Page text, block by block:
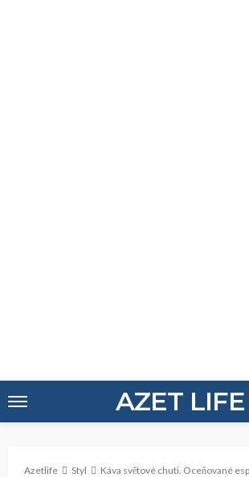
AZET LIFE
Azetlife Styl Káva světové chuti. Oceňované espresso